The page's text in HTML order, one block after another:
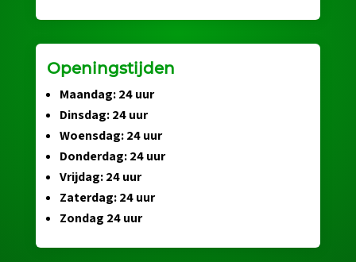
Openingstijden
Maandag: 24 uur
Dinsdag: 24 uur
Woensdag: 24 uur
Donderdag: 24 uur
Vrijdag: 24 uur
Zaterdag: 24 uur
Zondag 24 uur